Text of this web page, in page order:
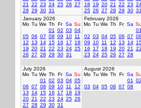
21
22 23 24 25 26 27
28 29 30 31
18
19 20 21 22 23
25 26 27 28 29 30 31
January 2026
Mo Tu We Th Fr Sa Su
01
02 03 04
05 06 07 08 09 10 11
12
13 14 15 16 17
18
19 20 21 22 23 24 25
26 27 28 29 30 31
February 2026
Mo Tu We Th Fr Sa Su
01
02 03 04 05 06 07 08
09
10 11 12 13 14
16
17 18 19 20 21
22
23 24 25 26 27 28
July 2026
Mo Tu We Th Fr Sa Su
01
02 03 04 05
06 07 08 09 10 11
12
13
14 15 16 17 18
19
20 21 22 23 24 25 26
27 28 29 30 31
August 2026
Mo Tu We Th Fr Sa Su
01
02
03 04 05 06 07 08